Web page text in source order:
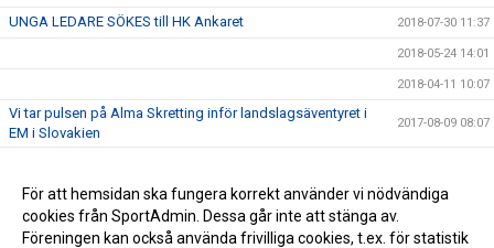
UNGA LEDARE SÖKES till HK Ankaret 2018-07-30 11:37
2018-05-24 14:01
2018-04-11 10:07
Vi tar pulsen på Alma Skretting inför landslagsäventyret i
EM i Slovakien
2017-08-09 08:07
Några bra cuper 2016-11-01 10:05
HK Ankaret fyller 40 2015-09-02 20:32
För att hemsidan ska fungera korrekt använder vi nödvändiga
cookies från SportAdmin. Dessa går inte att stänga av.
Föreningen kan också använda frivilliga cookies, t.ex. för statistik